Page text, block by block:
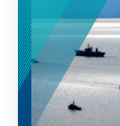
eigene
Produkte
Strukturen